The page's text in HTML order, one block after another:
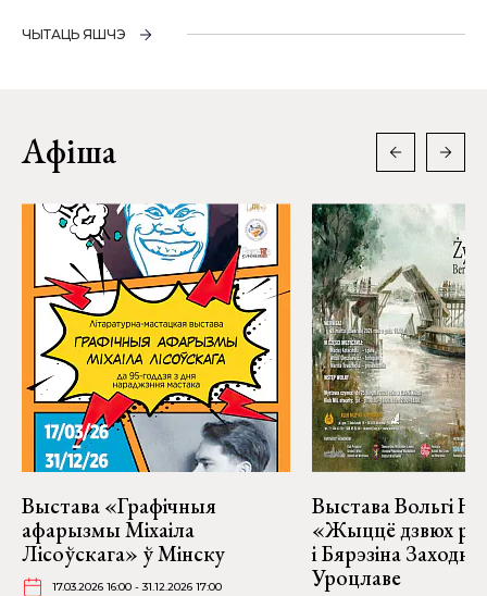
ЧЫТАЦЬ ЯШЧЭ
Афіша
Выстава «Графічныя
афарызмы Міхаіла
Лісоўскага» ў Мінску
17.03.2026 16:00 - 31.12.2026 17:00
Выстава Вольгі
«Жыццё дзвюх
і Бярэзіна
Уроцлаве